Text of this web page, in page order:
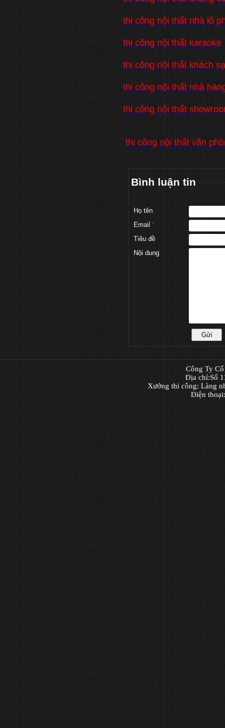
thi công nội thất nhà lô
thi công nội thất karaoke
thi công nội thất khách
thi công nội thất nhà
thi công nội thất
thi công nội thất văn
Bình luận tin
Họ tên
Email *
Tiêu đề
Nội dung
Công Ty
Địa chỉ:Số
Xưởng thi công: Làng
Điện